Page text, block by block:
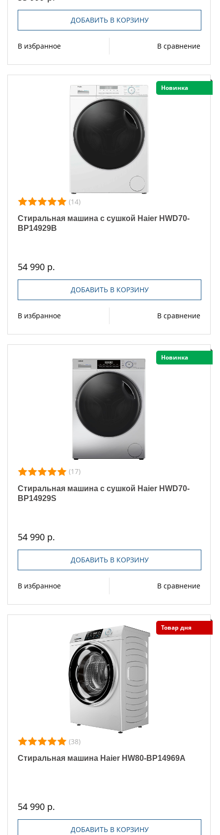
ДОБАВИТЬ В КОРЗИНУ
В избранное В сравнение
Новинка
(14)
Стиральная машина с сушкой Haier HWD70-
BP14929B
54 990 р.
ДОБАВИТЬ В КОРЗИНУ
В избранное В сравнение
Новинка
(17)
Стиральная машина с сушкой Haier HWD70-
BP14929S
54 990 р.
ДОБАВИТЬ В КОРЗИНУ
В избранное В сравнение
Товар дня
(38)
Стиральная машина Haier HW80-BP14969A
54 990 р.
ДОБАВИТЬ В КОРЗИНУ